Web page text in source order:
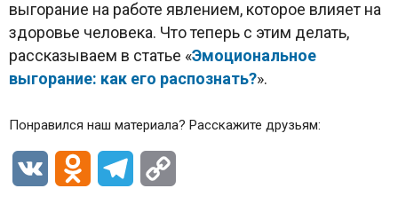
выгорание на работе явлением, которое влияет на
здоровье человека. Что теперь с этим делать,
рассказываем в статье «Эмоциональное
выгорание: как его распознать?».
Понравился наш материала? Расскажите друзьям:
VK Odnoklassniki
Telegram